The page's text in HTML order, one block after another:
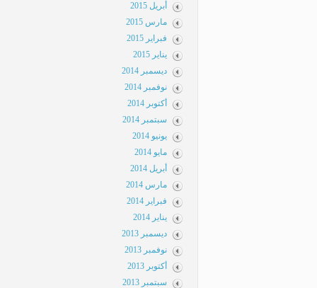
أبريل 2015
مارس 2015
فبراير 2015
يناير 2015
ديسمبر 2014
نوفمبر 2014
أكتوبر 2014
سبتمبر 2014
يونيو 2014
مايو 2014
أبريل 2014
مارس 2014
فبراير 2014
يناير 2014
ديسمبر 2013
نوفمبر 2013
أكتوبر 2013
سبتمبر 2013